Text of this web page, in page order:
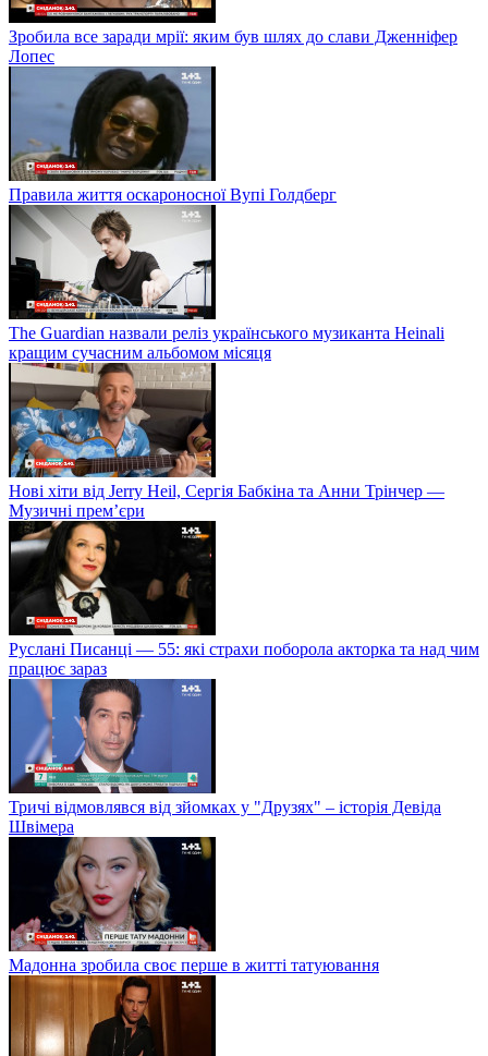
Зробила все заради мрії: яким був шлях до слави Дженніфер
Лопес
Правила життя оскароносної Вупі Голдберг
The Guardian назвали реліз українського музиканта Heinali
кращим сучасним альбомом місяця
Нові хіти від Jerry Heil, Сергія Бабкіна та Анни Трінчер —
Музичні прем’єри
Руслані Писанці — 55: які страхи поборола акторка та над чим
працює зараз
Тричі відмовлявся від зйомках у "Друзях" – історія Девіда
Швімера
Мадонна зробила своє перше в житті татуювання